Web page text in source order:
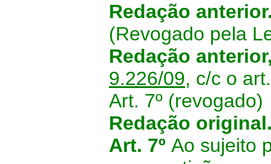
Redação
(Revogado pela
Redação
9.226/09, c/c o
Art. 7º (revogado)
Redação
Art. 7º Ao sujeito